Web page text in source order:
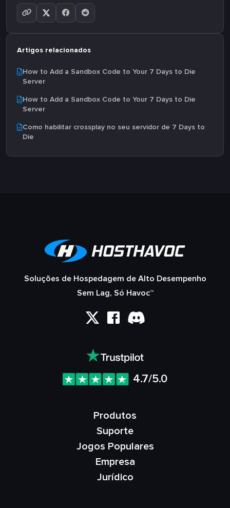
Artigos relacionados
How to Add a Sandbox Code to Your 7 Days to Die
Server
How to Add a Sandbox Code to Your 7 Days to Die
Server
Como habilitar crossplay no seu servidor de 7 Days to
Die
Soluções de Hospedagem de Alto Desempenho
Sem Lag, Só Havoc™
4.7/5.0
Produtos
Suporte
Jogos Populares
Empresa
Jurídico